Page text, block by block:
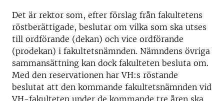
Det är rektor som, efter förslag från fakultetens
röstberättigade, beslutar om vilka som ska utses
till ordförande (dekan) och vice ordförande
(prodekan) i fakultetsnämnden. Nämndens övriga
sammansättning kan dock fakulteten besluta om.
Med den reservationen har VH:s röstande
beslutat att den kommande fakultetsnämnden vid
VH-fakulteten under de kommande tre åren ska